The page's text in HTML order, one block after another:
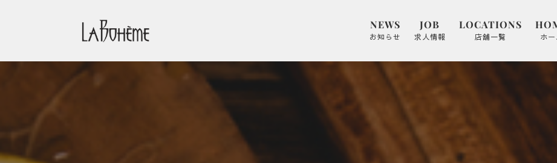
NEWS
お知らせ
JOB
求人情報
LOCATIONS
店舗一覧 ホー